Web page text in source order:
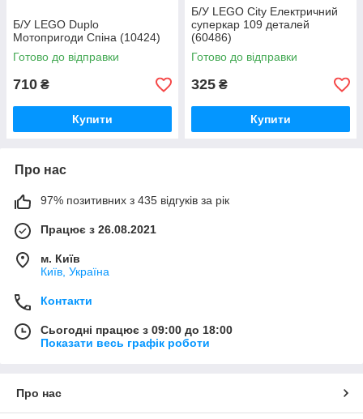
Б/У LEGO Duplo
Мотопригоди Спіна (10424)
Готово до відправки
710 ₴
Купити
Б/У LEGO City Електричний
суперкар 109 деталей
(60486)
Готово до відправки
325 ₴
Купити
Про нас
97% позитивних з 435 відгуків за рік
Працює з 26.08.2021
м. Київ
Київ, Україна
Контакти
Сьогодні працює з 09:00 до 18:00
Показати весь графік роботи
Про нас